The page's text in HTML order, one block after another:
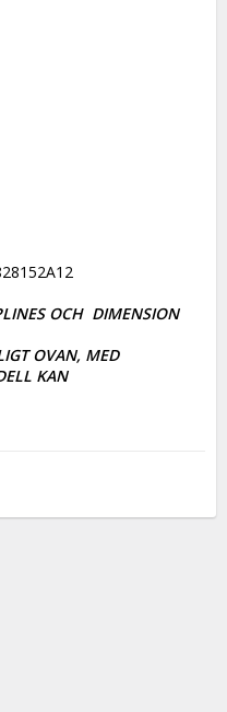
OCH  DIMENSION
OVAN, MED
KAN